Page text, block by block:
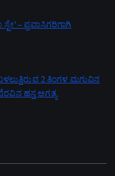
– ಪ್ರವಾಸಿಗರಿಗಾಗಿ
2 ತಿಂಗಳ ಮಗುವಿನ
ಹಸ್ತ ಅಗತ್ಯ